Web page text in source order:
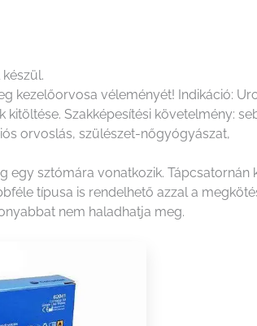
kezelőorvosa véleményét! Indikáció:
Szakképesítési követelmény:
orvoslás, szülészet-nőgyógyászat,
egy sztómára vonatkozik. Tápcsatornán
típusa is rendelhető azzal a
nem haladhatja meg.